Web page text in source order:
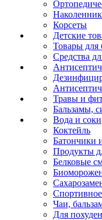
Корсеты
Детские
Товары
Средства
Травы и
Бальзамы,
Вода и соки
Коктейль
Батончики
Продукты
Белковые
Чаи,
Для